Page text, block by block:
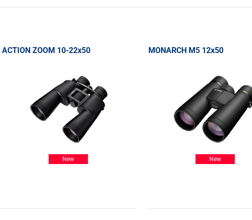
ACTION ZOOM 10-22x50
New
MONARCH M5 12x50
New